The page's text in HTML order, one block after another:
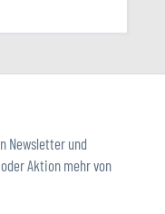
Newsletter und
Aktion mehr von